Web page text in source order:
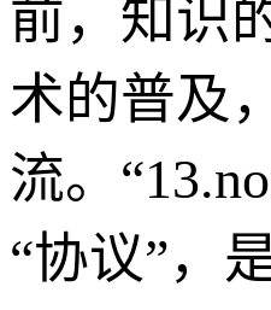
前，知识
术的普及
流。
“协议”，